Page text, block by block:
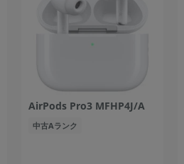
AirPods Pro3 MFHP4J/A
中古Aランク